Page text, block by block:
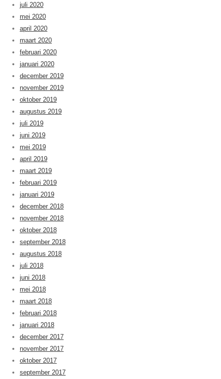
juli 2020
mei 2020
april 2020
maart 2020
februari 2020
januari 2020
december 2019
november 2019
oktober 2019
augustus 2019
juli 2019
juni 2019
mei 2019
april 2019
maart 2019
februari 2019
januari 2019
december 2018
november 2018
oktober 2018
september 2018
augustus 2018
juli 2018
juni 2018
mei 2018
maart 2018
februari 2018
januari 2018
december 2017
november 2017
oktober 2017
september 2017